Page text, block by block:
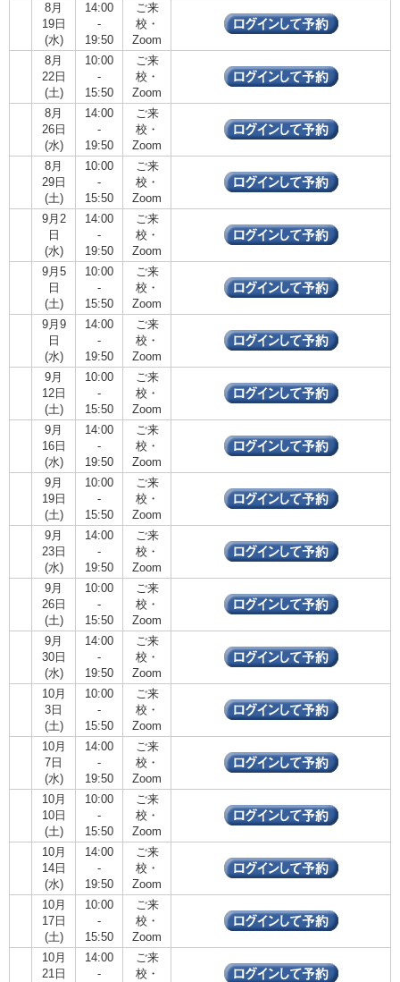
8月
19日
(水)
14:00
-
19:50
ご来
校・
Zoom
8月
22日
(土)
10:00
-
15:50
ご来
校・
Zoom
8月
26日
(水)
14:00
-
19:50
ご来
校・
Zoom
8月
29日
(土)
10:00
-
15:50
ご来
校・
Zoom
9月2
日
(水)
14:00
-
19:50
ご来
校・
Zoom
9月5
日
(土)
10:00
-
15:50
ご来
校・
Zoom
9月9
日
(水)
14:00
-
19:50
ご来
校・
Zoom
9月
12日
(土)
10:00
-
15:50
ご来
校・
Zoom
9月
16日
(水)
14:00
-
19:50
ご来
校・
Zoom
9月
19日
(土)
10:00
-
15:50
ご来
校・
Zoom
9月
23日
(水)
14:00
-
19:50
ご来
校・
Zoom
9月
26日
(土)
10:00
-
15:50
ご来
校・
Zoom
9月
30日
(水)
14:00
-
19:50
ご来
校・
Zoom
10月
3日
(土)
10:00
-
15:50
ご来
校・
Zoom
10月
7日
(水)
14:00
-
19:50
ご来
校・
Zoom
10月
10日
(土)
10:00
-
15:50
ご来
校・
Zoom
10月
14日
(水)
14:00
-
19:50
ご来
校・
Zoom
10月
17日
(土)
10:00
-
15:50
ご来
校・
Zoom
10月
21日
14:00
-
ご来
校・